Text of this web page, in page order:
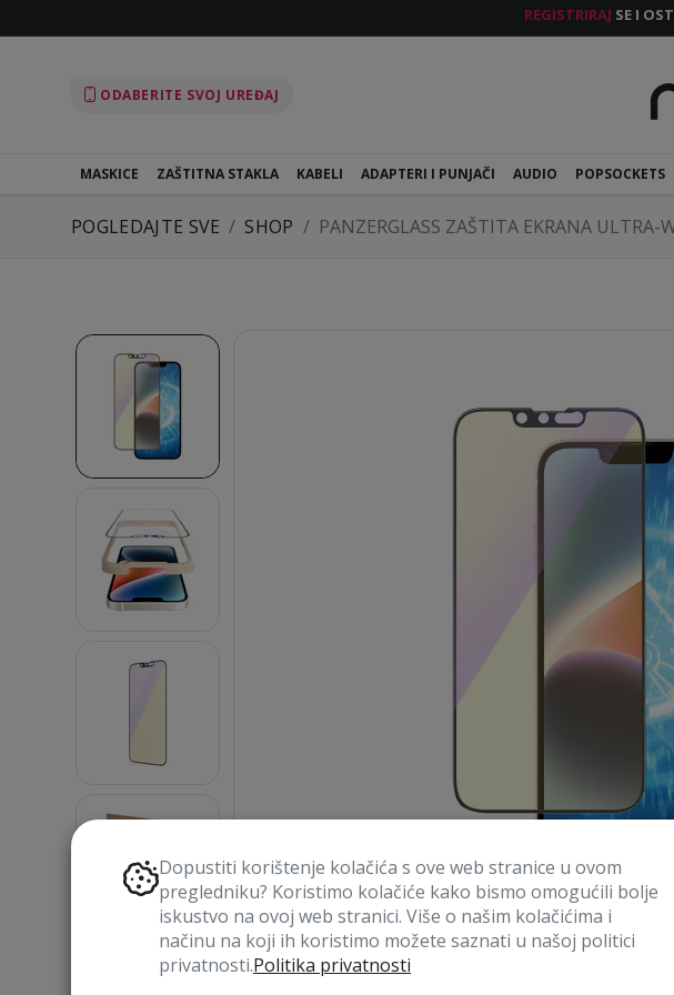
REGISTRIRAJ SE I
ODABERITE SVOJ UREĐAJ
MASKICE ZAŠTITNA STAKLA KABELI ADAPTERI I PUNJAČI AUDIO POPSOCKETS
POGLEDAJTE SVE SHOP PANZERGLASS ZAŠTITA EKRANA ULTRA-
Dopustiti korištenje kolačića s ove web stranice u ovom
pregledniku? Koristimo kolačiće kako bismo omogućili bolje
iskustvo na ovoj web stranici. Više o našim kolačićima i
načinu na koji ih koristimo možete saznati u našoj politici
privatnosti.Politika privatnosti